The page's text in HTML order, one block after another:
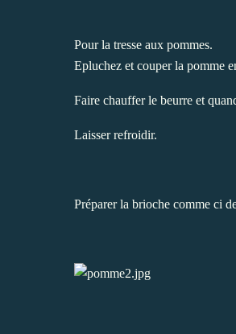
Pour la tresse aux pommes.
Epluchez et couper la pomme
Faire chauffer le beurre et
Laisser refroidir.
Préparer la brioche comme ci